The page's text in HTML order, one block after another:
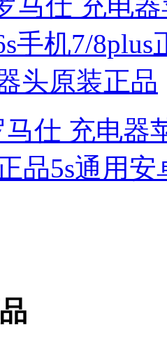
马仕 充电器
品5s通用